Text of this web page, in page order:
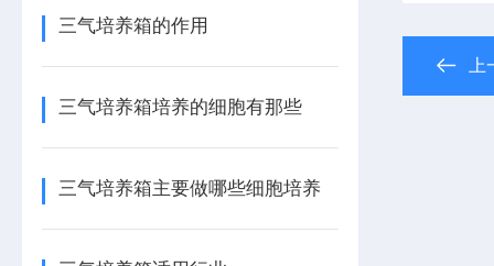
三气培养箱的作用
三气培养箱培养的细胞有那些
三气培养箱主要做哪些细胞培养